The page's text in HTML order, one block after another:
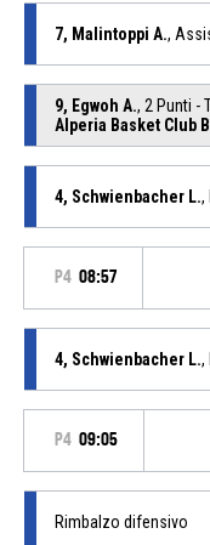
7, Malintoppi A.,
9, Egwoh A., 2 Punti -
Alperia Basket Club
4, Schwienbacher L.,
P4 08:57
4, Schwienbacher L.,
P4 09:05
Rimbalzo difensivo